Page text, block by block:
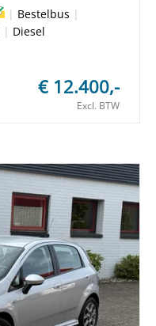
| Bestelbus |
| Diesel
€ 12.400,-
Excl. BTW